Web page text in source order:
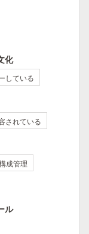
化
している
されている
成管理
ル